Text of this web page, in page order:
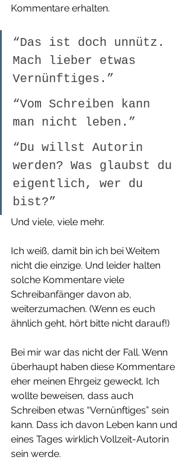
Kommentare erhalten.
“Das ist doch unnütz.
Mach lieber etwas
Vernünftiges.”
“Vom Schreiben kann
man nicht leben.”
“Du willst Autorin
werden? Was glaubst du
eigentlich, wer du
bist?”
Und viele, viele mehr.
Ich weiß, damit bin ich bei Weitem
nicht die einzige. Und leider halten
solche Kommentare viele
Schreibanfänger davon ab,
weiterzumachen. (Wenn es euch
ähnlich geht, hört bitte nicht darauf!)
Bei mir war das nicht der Fall. Wenn
überhaupt haben diese Kommentare
eher meinen Ehrgeiz geweckt. Ich
wollte beweisen, dass auch
Schreiben etwas “Vernünftiges” sein
kann. Dass ich davon Leben kann und
eines Tages wirklich Vollzeit-Autorin
sein werde.